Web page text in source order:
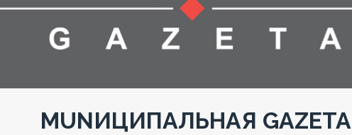
MUNИЦИПАЛЬНАЯ GAZЕТА